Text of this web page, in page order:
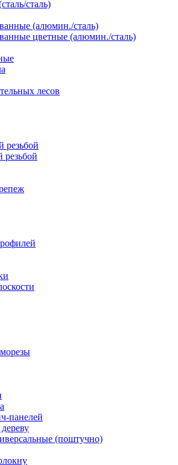
сталь)
(алюмин./сталь)
цветные (алюмин./сталь)
лесов
резьбой
резьбой
панелей
(поштучно)